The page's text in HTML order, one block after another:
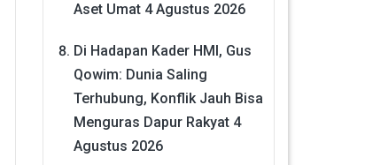
Aset Umat 4 Agustus 2026
Di Hadapan Kader HMI, Gus
Qowim: Dunia Saling
Terhubung, Konflik Jauh Bisa
Menguras Dapur Rakyat 4
Agustus 2026